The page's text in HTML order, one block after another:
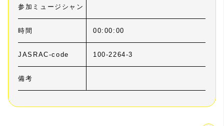
参加ミュージシャン
時間 00:00:00
JASRAC-code 100-2264-3
備考